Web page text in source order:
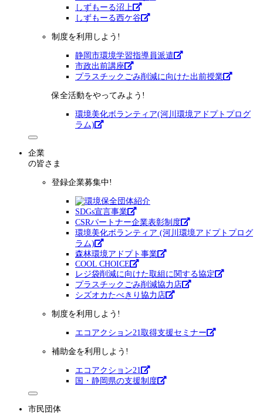
しずもーる沼上
しずもーる⻄ケ谷
制度を利用しよう!
静岡市環境学習指導員派遣
市政出前講座
プラスチックごみ削減に向けた出前授業
保全活動をやってみよう!
環境美化ボランティア(河川環境アドプトプログ
ラム)
企業
の皆さま
登録企業募集中!
SDGs宣言事業
CSRパートナー企業表彰制度
環境美化ボランティア (河川環境アドプトプログ
ラム)
森林環境アドプト事業
COOL CHOICE
レジ袋削減に向けた取組に関する協定
プラスチックごみ削減協力店
シズオカたべきり協力店
制度を利用しよう!
エコアクション21取得支援セミナー
補助金を利用しよう!
エコアクション21
国・静岡県の支援制度
市民団体